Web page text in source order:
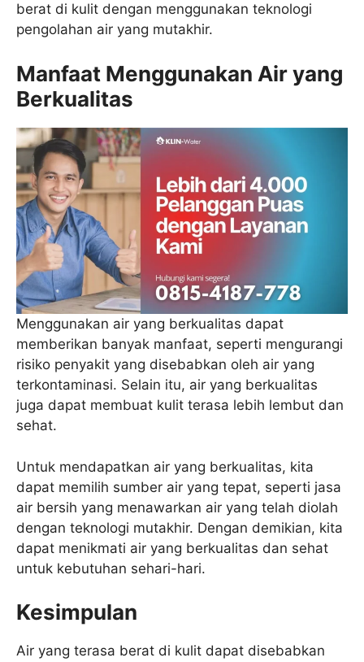
berat di kulit dengan menggunakan teknologi
pengolahan air yang mutakhir.
Manfaat Menggunakan Air yang
Berkualitas
Menggunakan air yang berkualitas dapat
memberikan banyak manfaat, seperti mengurangi
risiko penyakit yang disebabkan oleh air yang
terkontaminasi. Selain itu, air yang berkualitas
juga dapat membuat kulit terasa lebih lembut dan
sehat.
Untuk mendapatkan air yang berkualitas, kita
dapat memilih sumber air yang tepat, seperti jasa
air bersih yang menawarkan air yang telah diolah
dengan teknologi mutakhir. Dengan demikian, kita
dapat menikmati air yang berkualitas dan sehat
untuk kebutuhan sehari-hari.
Kesimpulan
Air yang terasa berat di kulit dapat disebabkan